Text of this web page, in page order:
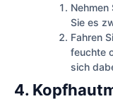
Sie es
Fahren
feuchte
sich
4.